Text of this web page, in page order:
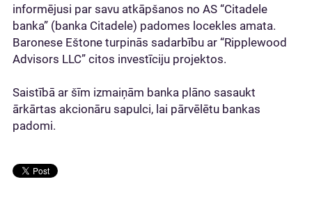
informējusi par savu atkāpšanos no AS “Citadele
banka” (banka Citadele) padomes locekles amata.
Baronese Eštone turpinās sadarbību ar “Ripplewood
Advisors LLC” citos investīciju projektos.
Saistībā ar šīm izmaiņām banka plāno sasaukt
ārkārtas akcionāru sapulci, lai pārvēlētu bankas
padomi.